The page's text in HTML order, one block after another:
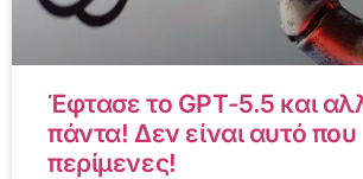
Έφτασε το GPT-5.5 και
πάντα! Δεν είναι αυτό που
περίμενες!